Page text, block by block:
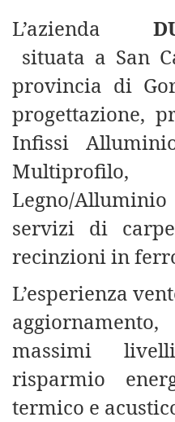
L’azienda
situata a San
provincia di
progettazione,
Infissi
Legno/
servizi di
recinzioni in
L’esperienza
massimi
risparmio
termico e